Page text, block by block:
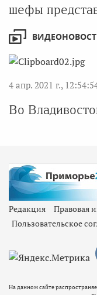
шефы
4 апр. 2021 г.,
Во
Редакция Правовая
Пользовательское
На данном сайте